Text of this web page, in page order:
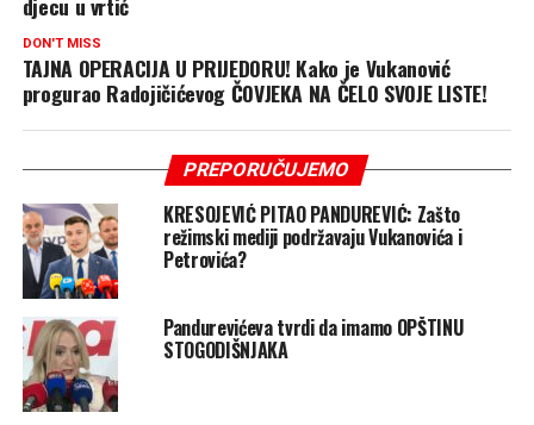
DON'T MISS
TAJNA OPERACIJA U PRIJEDORU! Kako je Vukanović
progurao Radojičićevog ČOVJEKA NA ČELO SVOJE LISTE!
PREPORUČUJEMO
KRESOJEVIĆ PITAO PANDUREVIĆ: Zašto
režimski mediji podržavaju Vukanovića i
Petrovića?
Pandurevićeva tvrdi da imamo OPŠTINU
STOGODIŠNJAKA